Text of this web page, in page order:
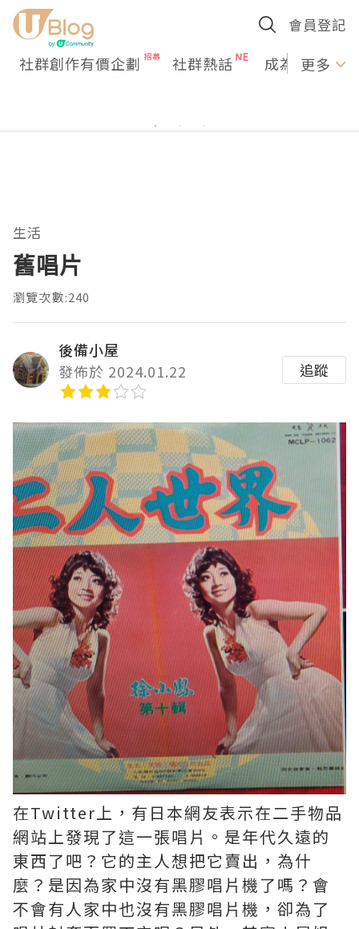
會員登記
社群創作有價企劃 社群熱話 成為U更多
生活
舊唱片
瀏覽次數:240
後備小屋
發佈於 2024.01.22
追蹤
在Twitter上，有日本網友表示在二手物品
網站上發現了這一張唱片。是年代久遠的
東西了吧？它的主人想把它賣出，為什
麼？是因為家中沒有黑膠唱片機了嗎？會
不會有人家中也沒有黑膠唱片機，卻為了